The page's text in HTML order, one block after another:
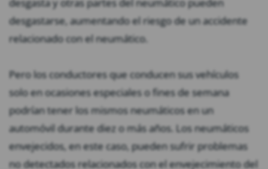
desgastarse, aumentando el riesgo de un accidente
relacionado con el neumático.
Pero los conductores que conducen sus vehículos
solo en ocasiones especiales o fines de semana
podrían tener los mismos neumáticos en un
automóvil durante diez o más años. Los neumáticos
envejecidos, en este caso, pueden sufrir problemas
no detectados relacionados con el envejecimiento del